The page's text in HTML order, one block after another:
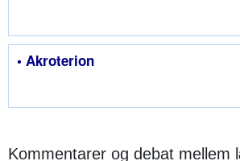
• Akroterion
Kommentarer og debat mellem